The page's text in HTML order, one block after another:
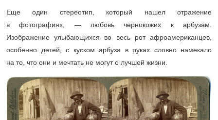
Еще один стереотип, который нашел отражение
в фотографиях, — любовь чернокожих к арбузам.
Изображение улыбающихся во весь рот афроамериканцев,
особенно детей, с куском арбуза в руках словно намекало
на то, что они и мечтать не могут о лучшей жизни.